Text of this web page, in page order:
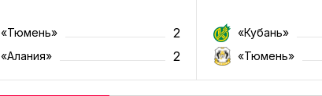
«Тюмень» 2
«Алания» 2
«Кубань»
«Тюмень»